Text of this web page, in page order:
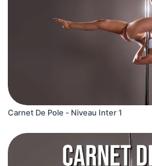
Carnet De Pole - Niveau Inter 1